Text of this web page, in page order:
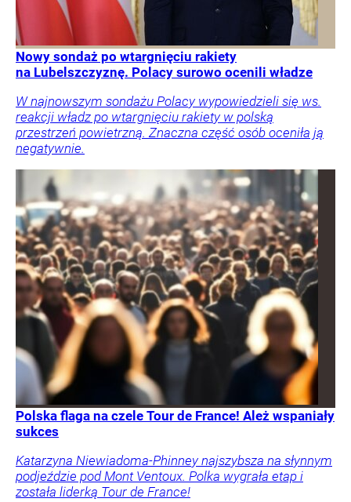
Nowy sondaż po wtargnięciu rakiety
na Lubelszczyznę. Polacy surowo ocenili władze
W najnowszym sondażu Polacy wypowiedzieli się ws.
reakcji władz po wtargnięciu rakiety w polską
przestrzeń powietrzną. Znaczna część osób oceniła ją
negatywnie.
Polska flaga na czele Tour de France! Ależ wspaniały
sukces
Katarzyna Niewiadoma-Phinney najszybsza na słynnym
podjeździe pod Mont Ventoux. Polka wygrała etap i
została liderką Tour de France!